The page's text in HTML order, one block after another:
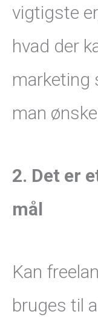
vigtigste
hvad der
marketing
man
2. Det er
mål
Kan
bruges til